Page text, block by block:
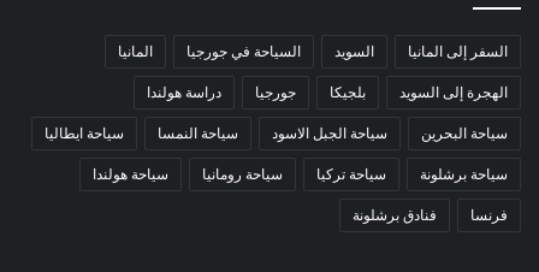
السفر إلى المانيا السويد السياحة في جورجيا المانيا
الهجرة إلى السويد بلجيكا جورجيا دراسة هولندا
سياحة البحرين سياحة الجبل الاسود سياحة النمسا سياحة ايطاليا
سياحة برشلونة سياحة تركيا سياحة رومانيا سياحة هولندا
فرنسا فنادق برشلونة